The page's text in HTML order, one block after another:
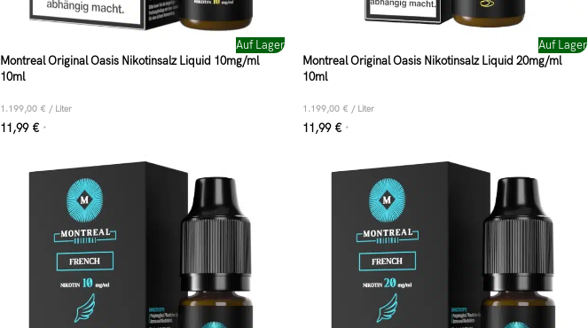
Auf Lager
Montreal Original Oasis Nikotinsalz Liquid 10mg/ml
10ml
1.199,00 € / Liter
11,99 € *
Auf Lager
Montreal Original Oasis Nikotinsalz Liquid 20mg/ml
10ml
1.199,00 € / Liter
11,99 € *